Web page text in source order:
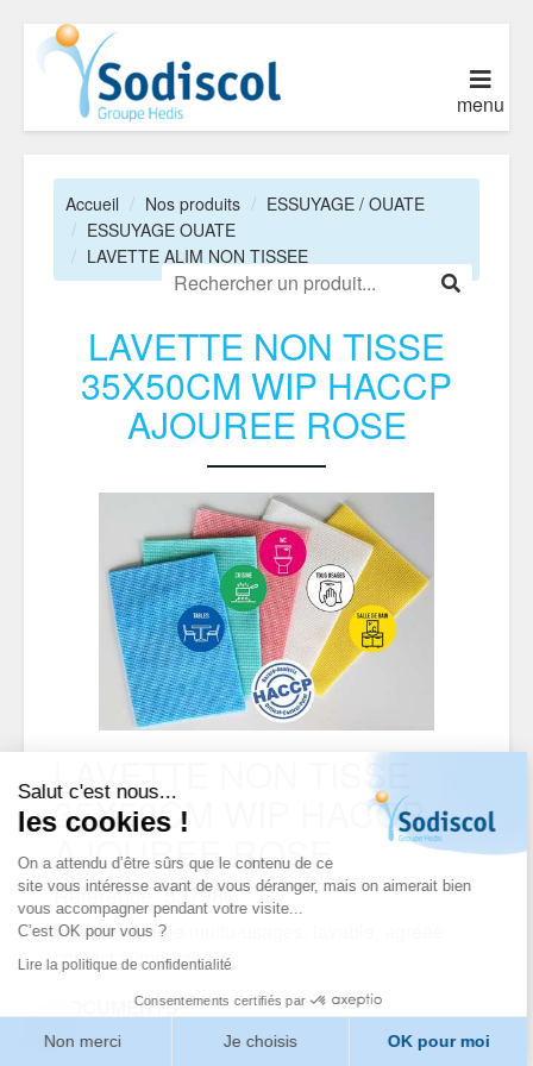
Salut c'est nous...
les cookies !
On a attendu d’être sûrs que le contenu de ce
site vous intéresse avant de vous déranger, mais on aimerait bien
vous accompagner pendant votre visite...
C’est OK pour vous ?
Lire la politique de confidentialité
Consentements certifiés par
Non merci Je choisis OK pour moi
menu
Accueil Nos produits
ESSUYAGE / OUATE
ESSUYAGE OUATE
LAVETTE ALIM NON TISSEE
LAVETTE NON TISSE
35X50CM WIP HACCP
AJOUREE ROSE
LAVETTE NON TISSE
35X50CM WIP HACCP
AJOUREE ROSE
Référence: 537986
Lavette ajourée multu-usages, lavable, agréée
contact alimentaire.
DOCUMENTS
FICHE TECHNIQUE